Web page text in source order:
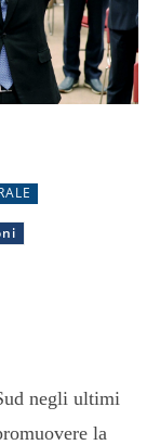
negli ultimi
la